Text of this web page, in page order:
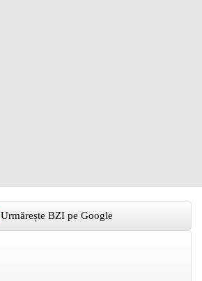
Urmărește BZI pe Google